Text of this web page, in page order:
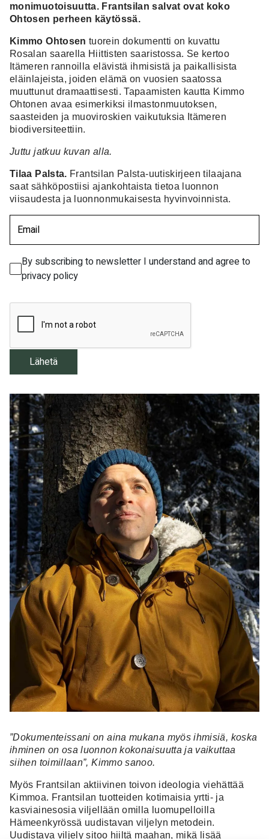
monimuotoisuutta. Frantsilan salvat ovat koko
Ohtosen perheen käytössä.
Kimmo Ohtosen tuorein dokumentti on kuvattu
Rosalan saarella Hiittisten saaristossa. Se kertoo
Itämeren rannoilla elävistä ihmisistä ja paikallisista
eläinlajeista, joiden elämä on vuosien saatossa
muuttunut dramaattisesti. Tapaamisten kautta Kimmo
Ohtonen avaa esimerkiksi ilmastonmuutoksen,
saasteiden ja muoviroskien vaikutuksia Itämeren
biodiversiteettiin.
Juttu jatkuu kuvan alla.
Tilaa Palsta. Frantsilan Palsta-uutiskirjeen tilaajana
saat sähköpostiisi ajankohtaista tietoa luonnon
viisaudesta ja luonnonmukaisesta hyvinvoinnista.
(Pakollinen)
By subscribing to newsletter I understand and agree to
privacy policy
”Dokumenteissani on aina mukana myös ihmisiä, koska
ihminen on osa luonnon kokonaisuutta ja vaikuttaa
siihen toimillaan”, Kimmo sanoo.
Myös Frantsilan aktiivinen toivon ideologia viehättää
Kimmoa. Frantsilan tuotteiden kotimaisia yrtti- ja
kasviainesosia viljellään omilla luomupelloilla
Hämeenkyrössä uudistavan viljelyn metodein.
Uudistava viljely sitoo hiiltä maahan, mikä lisää